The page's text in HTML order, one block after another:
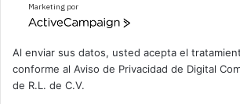
Marketing por
A
v
e
Al enviar sus datos, usted acepta el
conforme al Aviso de Privacidad de Digital
de R.L. de C.V.